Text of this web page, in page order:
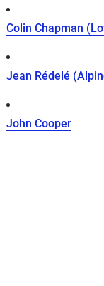
Colin Chapman
Jean Rédelé
John Cooper